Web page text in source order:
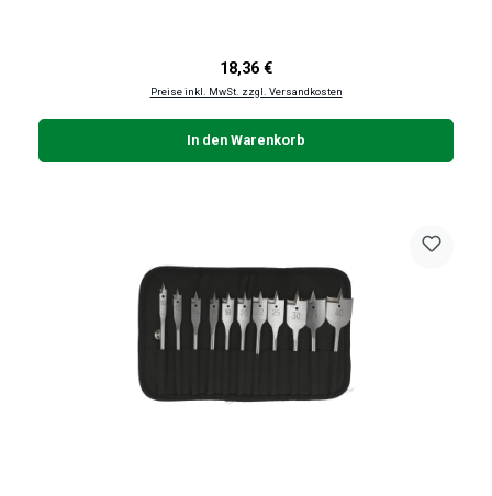
Regulärer Preis:
18,36 €
Preise inkl. MwSt. zzgl. Versandkosten
In den Warenkorb